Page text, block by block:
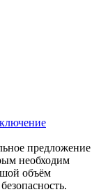
предложение
необходим
объём